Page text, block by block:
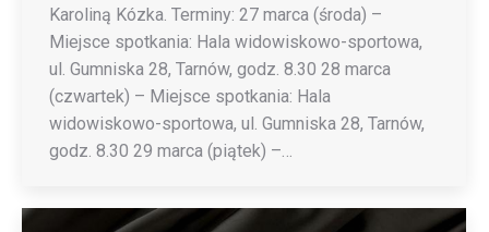
Karoliną Kózka. Terminy: 27 marca (środa) –
Miejsce spotkania: Hala widowiskowo-sportowa,
ul. Gumniska 28, Tarnów, godz. 8.30 28 marca
(czwartek) – Miejsce spotkania: Hala
widowiskowo-sportowa, ul. Gumniska 28, Tarnów,
godz. 8.30 29 marca (piątek) –…